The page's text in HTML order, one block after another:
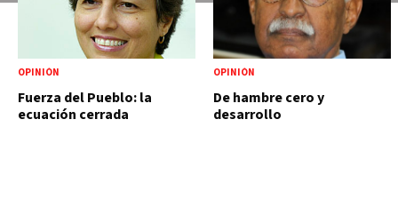
OPINIÓN
Fuerza del Pueblo: la
ecuación cerrada
OPINIÓN
De hambre cero y
desarrollo